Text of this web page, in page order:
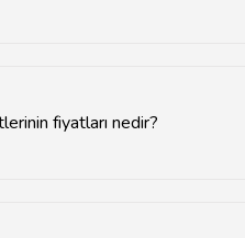
fiyatları nedir?